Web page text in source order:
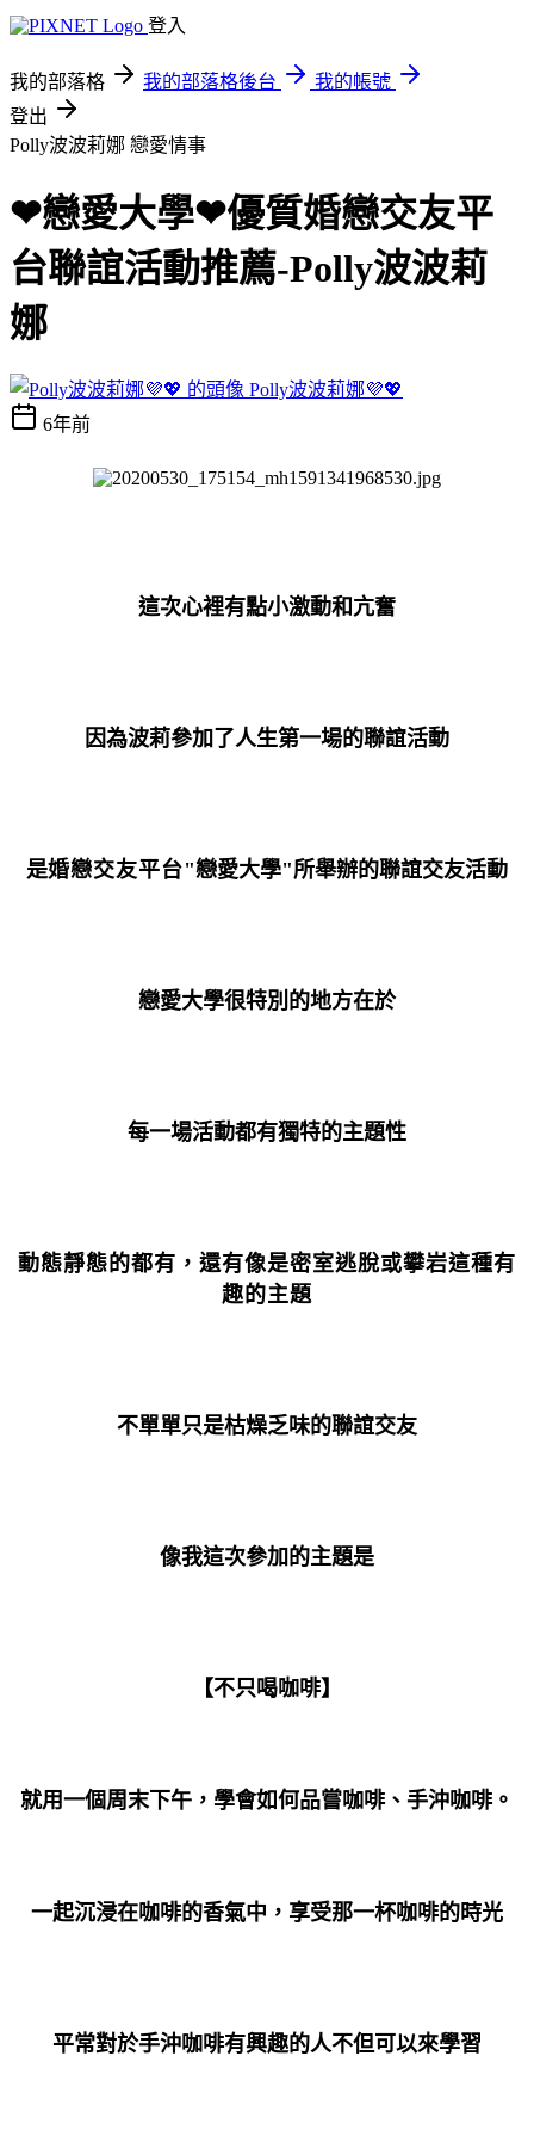
登入
我的部落格 我的部落格後台
我的帳號
登出
Polly波波莉娜 戀愛情事
❤戀愛大學❤優質婚戀交友平
台聯誼活動推薦-Polly波波莉
娜
Polly波波莉娜💜💖
6年前
這次心裡有點小激動和亢奮
因為波莉參加了人生第一場的聯誼活動
是婚戀交友平台"戀愛大學"所舉辦的聯誼交友活動
戀愛大學很特別的地方在於
每一場活動都有獨特的主題性
動態靜態的都有，還有像是密室逃脫或攀岩這種有
趣的主題
不單單只是枯燥乏味的聯誼交友
像我這次參加的主題是
【不只喝咖啡】
就用一個周末下午，學會如何品嘗咖啡、手沖咖啡。
一起沉浸在咖啡的香氣中，享受那一杯咖啡的時光
平常對於手沖咖啡有興趣的人不但可以來學習